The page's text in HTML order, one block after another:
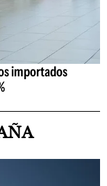
importados